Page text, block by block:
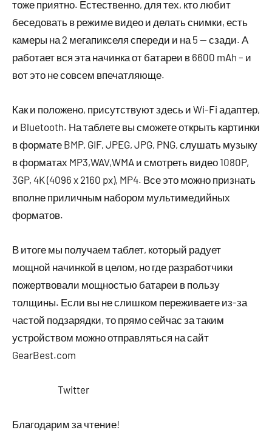
тоже приятно. Естественно, для тех, кто любит
беседовать в режиме видео и делать снимки, есть
камеры на 2 мегапикселя спереди и на 5 — сзади. А
работает вся эта начинка от батареи в 6600 mAh – и
вот это не совсем впечатляюще.
Как и положено, присутствуют здесь и Wi-Fi адаптер,
и Bluetooth. На таблете вы сможете открыть картинки
в формате BMP, GIF, JPEG, JPG, PNG, слушать музыку
в форматах MP3,WAV,WMA и смотреть видео 1080P,
3GP, 4K (4096 x 2160 px), MP4. Все это можно признать
вполне приличным набором мультимедийных
форматов.
В итоге мы получаем таблет, который радует
мощной начинкой в целом, но где разработчики
пожертвовали мощностью батареи в пользу
толщины. Если вы не слишком переживаете из-за
частой подзарядки, то прямо сейчас за таким
устройством можно отправляться на сайт
GearBest.com
Twitter
Благодарим за чтение!